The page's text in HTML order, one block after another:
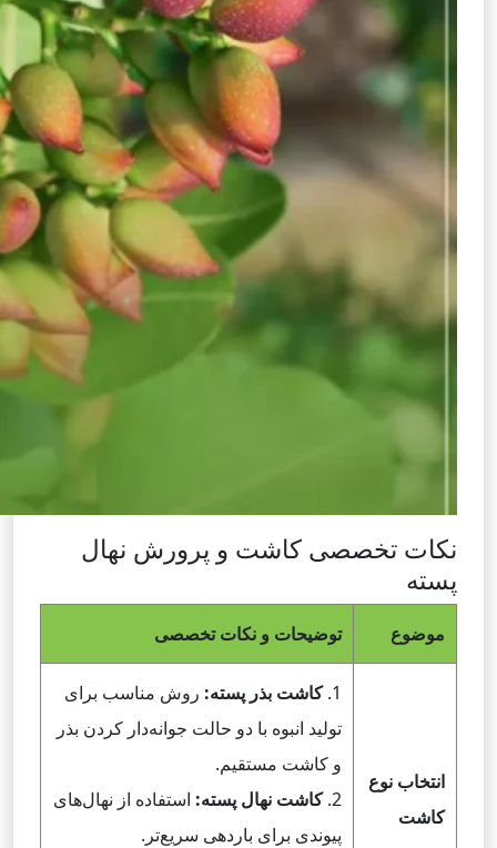
نکات تخصصی کاشت و پرورش نهال
پسته
موضوع توضیحات و نکات تخصصی
انتخاب نوع
کاشت
1. کاشت بذر پسته: روش مناسب برای
تولید انبوه با دو حالت جوانه‌دار کردن بذر
و کاشت مستقیم.
2. کاشت نهال پسته: استفاده از نهال‌های
پیوندی برای باردهی سریع‌تر.